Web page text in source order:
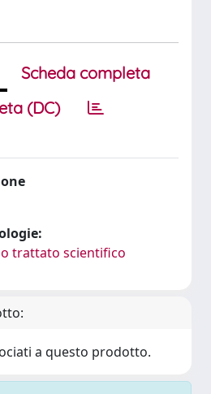
Scheda completa
(DC)
trattato scientifico
a questo prodotto.